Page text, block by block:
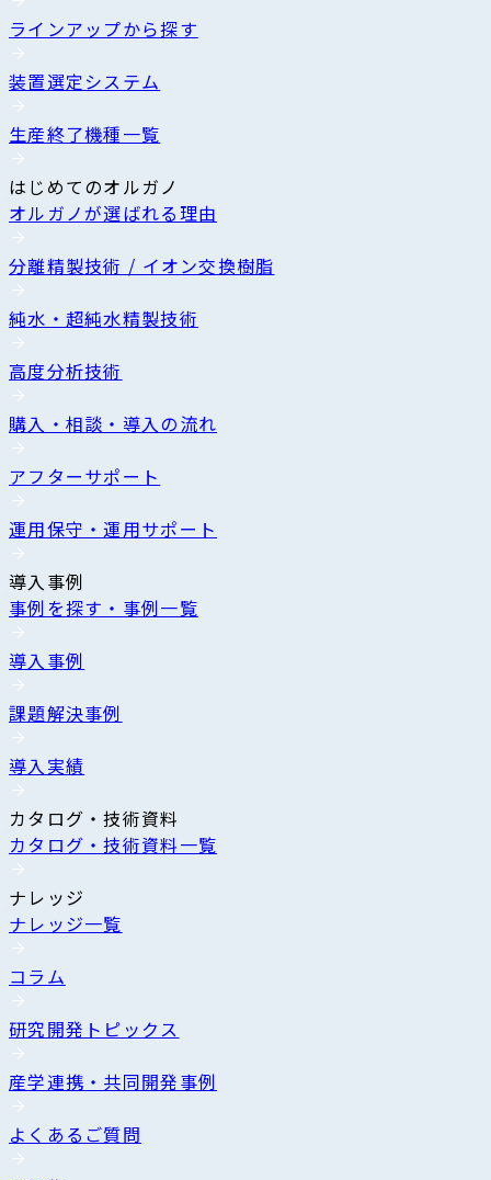
ラインアップから探す
装置選定システム
生産終了機種一覧
はじめてのオルガノ
オルガノが選ばれる理由
分離精製技術 / イオン交換樹脂
純水・超純水精製技術
高度分析技術
購入・相談・導入の流れ
アフターサポート
運用保守・運用サポート
導入事例
事例を探す・事例一覧
導入事例
課題解決事例
導入実績
カタログ・技術資料
カタログ・技術資料一覧
ナレッジ
ナレッジ一覧
コラム
研究開発トピックス
産学連携・共同開発事例
よくあるご質問